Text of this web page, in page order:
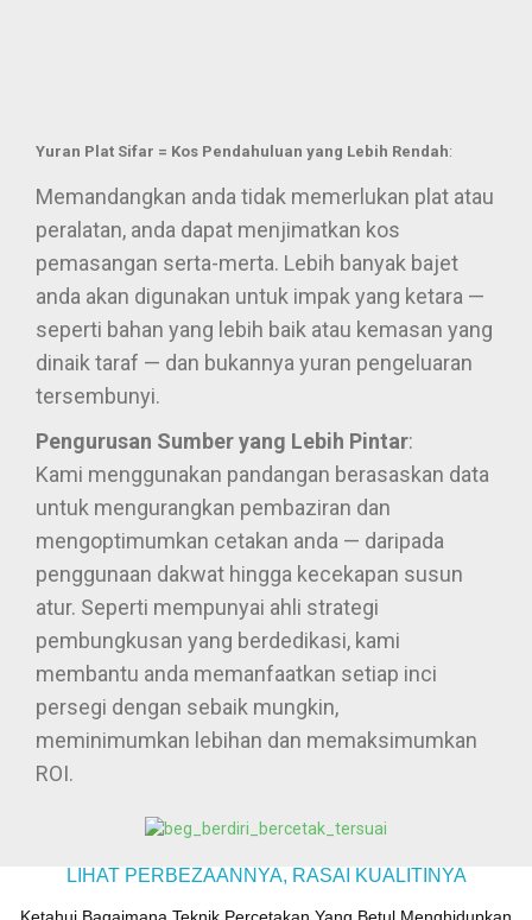
Yuran Plat Sifar = Kos Pendahuluan yang Lebih Rendah:
Memandangkan anda tidak memerlukan plat atau
peralatan, anda dapat menjimatkan kos
pemasangan serta-merta. Lebih banyak bajet
anda akan digunakan untuk impak yang ketara —
seperti bahan yang lebih baik atau kemasan yang
dinaik taraf — dan bukannya yuran pengeluaran
tersembunyi.
Pengurusan Sumber yang Lebih Pintar:
Kami menggunakan pandangan berasaskan data
untuk mengurangkan pembaziran dan
mengoptimumkan cetakan anda — daripada
penggunaan dakwat hingga kecekapan susun
atur. Seperti mempunyai ahli strategi
pembungkusan yang berdedikasi, kami
membantu anda memanfaatkan setiap inci
persegi dengan sebaik mungkin,
meminimumkan lebihan dan memaksimumkan
ROI.
LIHAT PERBEZAANNYA, RASAI KUALITINYA